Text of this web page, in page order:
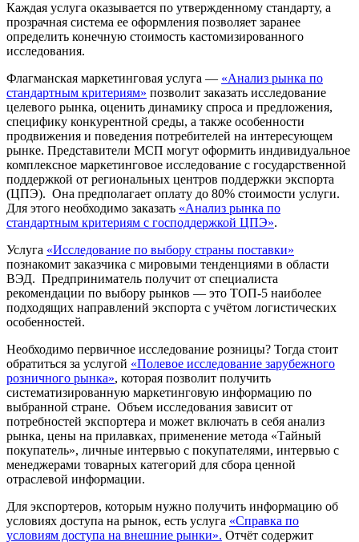
Каждая услуга оказывается по утвержденному стандарту, а
прозрачная система ее оформления позволяет заранее
определить конечную стоимость кастомизированного
исследования.
Флагманская маркетинговая услуга — «Анализ рынка по
стандартным критериям» позволит заказать исследование
целевого рынка, оценить динамику спроса и предложения,
специфику конкурентной среды, а также особенности
продвижения и поведения потребителей на интересующем
рынке. Представители МСП могут оформить индивидуальное
комплексное маркетинговое исследование с государственной
поддержкой от региональных центров поддержки экспорта
(ЦПЭ). Она предполагает оплату до 80% стоимости услуги.
Для этого необходимо заказать «Анализ рынка по
стандартным критериям с господдержкой ЦПЭ».
Услуга «Исследование по выбору страны поставки»
познакомит заказчика с мировыми тенденциями в области
ВЭД. Предприниматель получит от специалиста
рекомендации по выбору рынков — это ТОП-5 наиболее
подходящих направлений экспорта с учётом логистических
особенностей.
Необходимо первичное исследование розницы? Тогда стоит
обратиться за услугой «Полевое исследование зарубежного
розничного рынка», которая позволит получить
систематизированную маркетинговую информацию по
выбранной стране. Объем исследования зависит от
потребностей экспортера и может включать в себя анализ
рынка, цены на прилавках, применение метода «Тайный
покупатель», личные интервью с покупателями, интервью с
менеджерами товарных категорий для сбора ценной
отраслевой информации.
Для экспортеров, которым нужно получить информацию об
условиях доступа на рынок, есть услуга «Справка по
условиям доступа на внешние рынки». Отчёт содержит